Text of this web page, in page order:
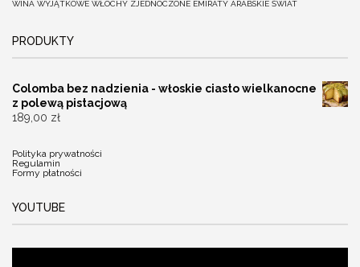
WINA WYJĄTKOWE WŁOCHY ZJEDNOCZONE EMIRATY ARABSKIE ŚWIAT
PRODUKTY
Colomba bez nadzienia - włoskie ciasto wielkanocne
z polewą pistacjową
189,00 zł
Polityka prywatności
Regulamin
Formy płatności
YOUTUBE